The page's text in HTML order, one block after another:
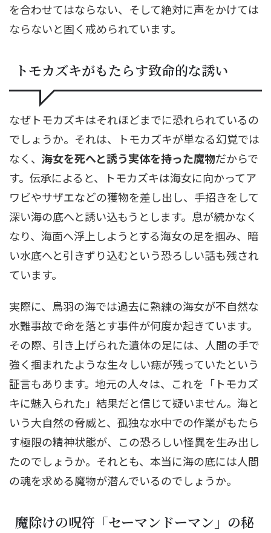
を合わせてはならない、そして絶対に声をかけては
ならないと固く戒められています。
トモカズキがもたらす致命的な誘い
なぜトモカズキはそれほどまでに恐れられているの
でしょうか。それは、トモカズキが単なる幻覚では
なく、 海女を死へと誘う実体を持った魔物だからで
す。伝承によると、トモカズキは海女に向かってア
ワビやサザエなどの獲物を差し出し、手招きをして
深い海の底へと誘い込もうとします。息が続かなく
なり、海面へ浮上しようとする海女の足を掴み、暗
い水底へと引きずり込むという恐ろしい話も残され
ています。
実際に、鳥羽の海では過去に熟練の海女が不自然な
水難事故で命を落とす事件が何度か起きています。
その際、引き上げられた遺体の足には、人間の手で
強く掴まれたような生々しい痣が残っていたという
証言もあります。地元の人々は、これを「トモカズ
キに魅入られた」結果だと信じて疑いません。海と
いう大自然の脅威と、孤独な水中での作業がもたら
す極限の精神状態が、この恐ろしい怪異を生み出し
たのでしょうか。それとも、本当に海の底には人間
の魂を求める魔物が潜んでいるのでしょうか。
魔除けの呪符「セーマンドーマン」の秘